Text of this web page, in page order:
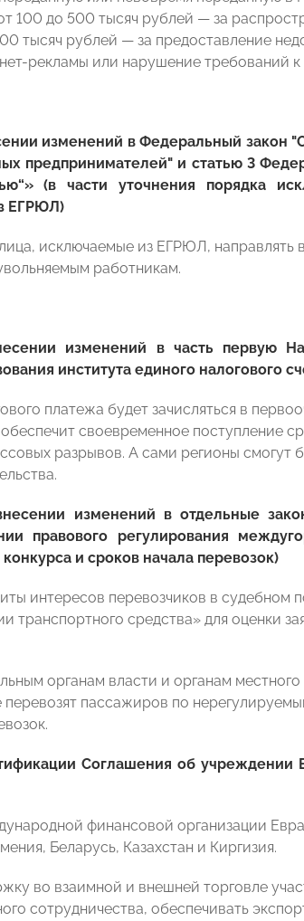
100 до 500 тысяч рублей — за
тысяч рублей — за предоставление
рекламы или нарушение требований
изменений в Федеральный закон
предпринимателей" и статью 3
(в части уточнения порядка
ЕГРЮЛ)
исключаемые из ЕГРЮЛ, направлять
работникам.
изменений в часть первую
института единого налогового
платежа будет зачисляться в
своевременное поступление
разрывов. А сами регионы смогут
изменений в отдельные
правового регулирования
и сроков начала перевозок)
интересов перевозчиков в судебном
транспортного средства» для оценки
органам власти и органам
пассажиров по
Соглашения об учреждении
финансовой организации
Беларусь, Казахстан и Киргизия.
во взаимной и внешней торговле
сотрудничества, обеспечивать